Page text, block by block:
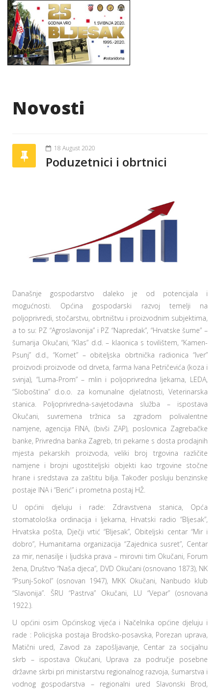
Novosti
18 August 2020
Poduzetnici i obrtnici
Današnje gospodarstvo daleko je od potencijala i
mogućnosti. Općina gospodarski razvoj temelji na
poljoprivredi, stočarstvu, obrtništvu i proizvodnim subjektima,
a to su: PZ “Agroslavonija” i PZ “Napredak”, “Hrvatske šume” –
šumarija Okučani, “Klas” d.d. – klaonica s tovilištem, “Kamen-
Psunj” d.d., “Kornet” – obiteljska obrtnička radionica “Iver”
proizvodi proizvode od drveta, farma Ivana Petričevića (koza i
svinja), “Luma-Prom” – mlin i poljoprivredna ljekarna, LEDA,
“Sloboština” d.o.o. za komunalne djelatnosti, Veterinarska
stanica. Poljoprivredna-savjetodavna služba – ispostava
Okučani, suvremena tržnica sa zgradom polivalentne
namjene, agencija FINA, (bivši ZAP), poslovnica Zagrebačke
banke, Privredna banka Zagreb, tri pekarne s dosta prodajnih
mjesta pekarskih proizvoda, veliki broj trgovina različite
namjene i brojni ugostiteljski objekti kao trgovine stočne
hrane i sredstava za zaštitu bilja. Također posluju benzinske
postaje INA i “Berić” i prometna postaj HŽ.
U općini djeluju i rade: Zdravstvena stanica, Opća
stomatološka ordinacija i ljekarna, Hrvatski radio “Bljesak”,
Hrvatska pošta, Dječji vrtić “Bljesak”, Obiteljski centar “Mir i
dobro”, Humanitarna organizacija “Zajednica susret”, Centar
za mir, nenasilje i ljudska prava – mirovni tim Okučani, Forum
žena, Društvo “Naša djeca”, DVD Okučani (osnovano 1873), NK
“Psunj-Sokol” (osnovan 1947), MKK Okučani, Nanbudo klub
“Slavonija”. ŠRU “Pastrva” Okučani, LU “Vepar” (osnovana
1922.).
U općini osim Općinskog vijeća i Načelnika općine djeluju i
rade : Policijska postaja Brodsko-posavska, Porezan uprava,
Matični ured, Zavod za zapošljavanje, Centar za socijalnu
skrb – ispostava Okučani, Uprava za područje posebne
državne skrbi pri ministarstvu regionalnog razvoja, šumarstva i
vodnog gospodarstva – regionalni ured Slavonski Brod,